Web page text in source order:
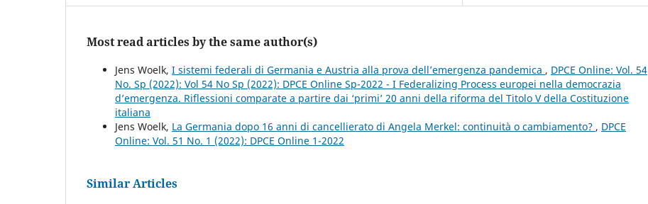
Most read articles by the same author(s)
Jens Woelk, I sistemi federali di Germania e Austria alla prova dell’emergenza pandemica , DPCE Online: Vol. 54
No. Sp (2022): Vol 54 No Sp (2022): DPCE Online Sp-2022 - I Federalizing Process europei nella democrazia
d’emergenza. Riflessioni comparate a partire dai ‘primi’ 20 anni della riforma del Titolo V della Costituzione
italiana
Jens Woelk, La Germania dopo 16 anni di cancellierato di Angela Merkel: continuità o cambiamento? , DPCE
Online: Vol. 51 No. 1 (2022): DPCE Online 1-2022
Similar Articles